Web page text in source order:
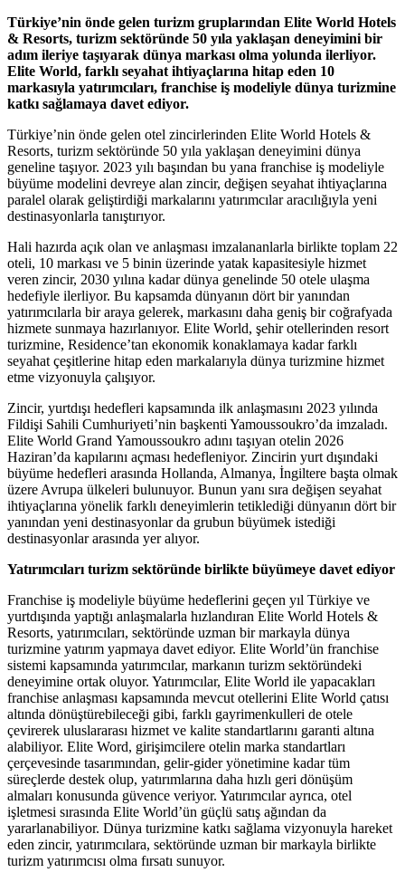
Türkiye’nin önde gelen turizm gruplarından Elite World Hotels
& Resorts, turizm sektöründe 50 yıla yaklaşan deneyimini bir
adım ileriye taşıyarak dünya markası olma yolunda ilerliyor.
Elite World, farklı seyahat ihtiyaçlarına hitap eden 10
markasıyla yatırımcıları, franchise iş modeliyle dünya turizmine
katkı sağlamaya davet ediyor.
Türkiye’nin önde gelen otel zincirlerinden Elite World Hotels &
Resorts, turizm sektöründe 50 yıla yaklaşan deneyimini dünya
geneline taşıyor. 2023 yılı başından bu yana franchise iş modeliyle
büyüme modelini devreye alan zincir, değişen seyahat ihtiyaçlarına
paralel olarak geliştirdiği markalarını yatırımcılar aracılığıyla yeni
destinasyonlarla tanıştırıyor.
Hali hazırda açık olan ve anlaşması imzalananlarla birlikte toplam 22
oteli, 10 markası ve 5 binin üzerinde yatak kapasitesiyle hizmet
veren zincir, 2030 yılına kadar dünya genelinde 50 otele ulaşma
hedefiyle ilerliyor. Bu kapsamda dünyanın dört bir yanından
yatırımcılarla bir araya gelerek, markasını daha geniş bir coğrafyada
hizmete sunmaya hazırlanıyor. Elite World, şehir otellerinden resort
turizmine, Residence’tan ekonomik konaklamaya kadar farklı
seyahat çeşitlerine hitap eden markalarıyla dünya turizmine hizmet
etme vizyonuyla çalışıyor.
Zincir, yurtdışı hedefleri kapsamında ilk anlaşmasını 2023 yılında
Fildişi Sahili Cumhuriyeti’nin başkenti Yamoussoukro’da imzaladı.
Elite World Grand Yamoussoukro adını taşıyan otelin 2026
Haziran’da kapılarını açması hedefleniyor. Zincirin yurt dışındaki
büyüme hedefleri arasında Hollanda, Almanya, İngiltere başta olmak
üzere Avrupa ülkeleri bulunuyor. Bunun yanı sıra değişen seyahat
ihtiyaçlarına yönelik farklı deneyimlerin tetiklediği dünyanın dört bir
yanından yeni destinasyonlar da grubun büyümek istediği
destinasyonlar arasında yer alıyor.
Yatırımcıları turizm sektöründe birlikte büyümeye davet ediyor
Franchise iş modeliyle büyüme hedeflerini geçen yıl Türkiye ve
yurtdışında yaptığı anlaşmalarla hızlandıran Elite World Hotels &
Resorts, yatırımcıları, sektöründe uzman bir markayla dünya
turizmine yatırım yapmaya davet ediyor. Elite World’ün franchise
sistemi kapsamında yatırımcılar, markanın turizm sektöründeki
deneyimine ortak oluyor. Yatırımcılar, Elite World ile yapacakları
franchise anlaşması kapsamında mevcut otellerini Elite World çatısı
altında dönüştürebileceği gibi, farklı gayrimenkulleri de otele
çevirerek uluslararası hizmet ve kalite standartlarını garanti altına
alabiliyor. Elite Word, girişimcilere otelin marka standartları
çerçevesinde tasarımından, gelir-gider yönetimine kadar tüm
süreçlerde destek olup, yatırımlarına daha hızlı geri dönüşüm
almaları konusunda güvence veriyor. Yatırımcılar ayrıca, otel
işletmesi sırasında Elite World’ün güçlü satış ağından da
yararlanabiliyor. Dünya turizmine katkı sağlama vizyonuyla hareket
eden zincir, yatırımcılara, sektöründe uzman bir markayla birlikte
turizm yatırımcısı olma fırsatı sunuyor.